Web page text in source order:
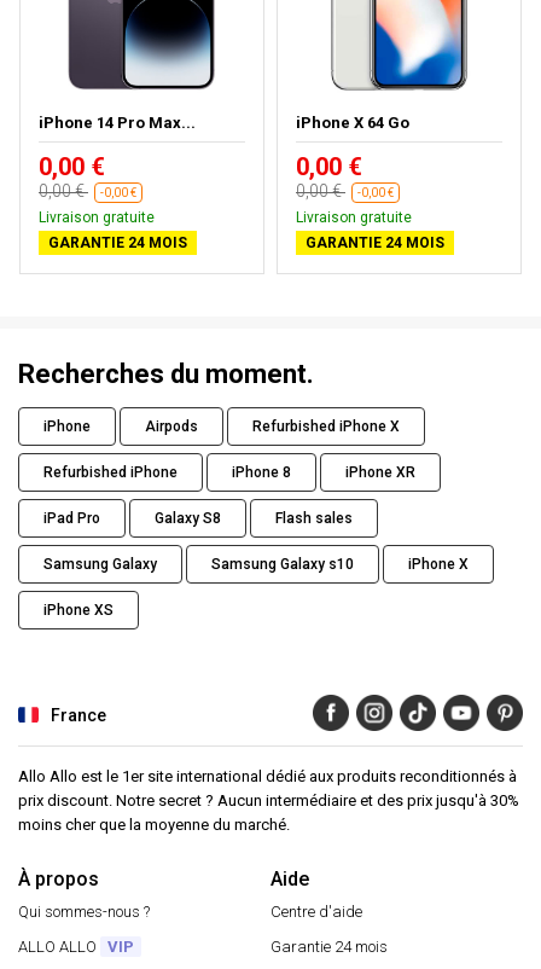
iPhone 14 Pro Max...
0,00 €
0,00 € -0,00 €
Livraison gratuite
GARANTIE 24 MOIS
iPhone X 64 Go
0,00 €
0,00 € -0,00 €
Livraison gratuite
GARANTIE 24 MOIS
Recherches du moment.
iPhone Airpods Refurbished iPhone X
Refurbished iPhone iPhone 8 iPhone XR
iPad Pro Galaxy S8 Flash sales
Samsung Galaxy Samsung Galaxy s10 iPhone X
iPhone XS
France
Allo Allo est le 1er site international dédié aux produits reconditionnés à
prix discount. Notre secret ? Aucun intermédiaire et des prix jusqu'à 30%
moins cher que la moyenne du marché.
À propos
Qui sommes-nous ?
ALLO ALLO
VIP
Aide
Centre d'aide
Garantie 24 mois